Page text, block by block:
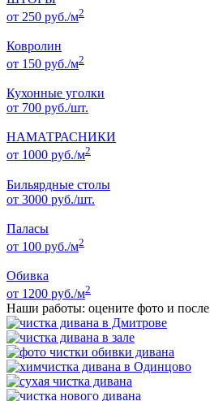
от 250 руб./м2
Ковролин
от 150 руб./м2
Кухонные уголки
от 700 руб./шт.
НАМАТРАСНИКИ
от 1000 руб./м2
Бильярдные столы
от 3000 руб./шт.
Паласы
от 100 руб./м2
Обивка
от 1200 руб./м2
Наши работы: оцените фото и после